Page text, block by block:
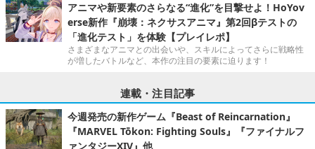
アニマや新要素のさらなる“進化”を目撃せよ！HoYov
erse新作『崩壊：ネクサスアニマ』第2回βテストの
「進化テスト」を体験【プレイレポ】
さまざまなアニマとの出会いや、スキルによってさらに戦略性
が増したバトルなど、本作の注目の要素に迫ります！
連載・注目記事
今週発売の新作ゲーム『Beast of Reincarnation』
『MARVEL Tōkon: Fighting Souls』『ファイナルフ
ァンタジーXIV』他